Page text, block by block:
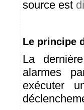
source est
Le principe
La
alarmes
exécuter